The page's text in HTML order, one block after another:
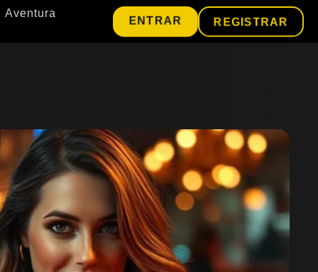
Aventura
ENTRAR REGISTRAR